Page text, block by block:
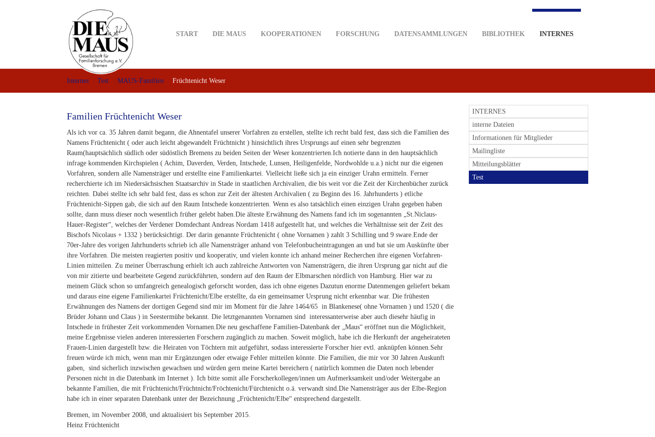
START DIE MAUS KOOPERATIONEN FORSCHUNG DATENSAMMLUNGEN BIBLIOTHEK INTERNES
Internes Test MAUS-Familien Früchtenicht Weser
Familien Früchtenicht Weser
Als ich vor ca. 35 Jahren damit begann, die Ahnentafel unserer Vorfahren zu erstellen, stellte ich recht bald fest, dass sich die Familien des
Namens Früchtenicht ( oder auch leicht abgewandelt Früchtnicht ) hinsichtlich ihres Ursprungs auf einen sehr begrenzten
Raum(hauptsächlich südlich oder südöstlich Bremens zu beiden Seiten der Weser konzentrierten.Ich notierte dann in den hauptsächlich
infrage kommenden Kirchspielen ( Achim, Daverden, Verden, Intschede, Lunsen, Heiligenfelde, Nordwohlde u.a.) nicht nur die eigenen
Vorfahren, sondern alle Namensträger und erstellte eine Familienkartei. Vielleicht ließe sich ja ein einziger Urahn ermitteln. Ferner
recherchierte ich im Niedersächsischen Staatsarchiv in Stade in staatlichen Archivalien, die bis weit vor die Zeit der Kirchenbücher zurück
reichten. Dabei stellte ich sehr bald fest, dass es schon zur Zeit der ältesten Archivalien ( zu Beginn des 16. Jahrhunderts ) etliche
Früchtenicht-Sippen gab, die sich auf den Raum Intschede konzentrierten. Wenn es also tatsächlich einen einzigen Urahn gegeben haben
sollte, dann muss dieser noch wesentlich früher gelebt haben.Die älteste Erwähnung des Namens fand ich im sogenannten „St.Niclaus-
Hauer-Register“, welches der Verdener Domdechant Andreas Nordam 1418 aufgestellt hat, und welches die Verhältnisse seit der Zeit des
Bischofs Nicolaus + 1332 ) berücksichtigt. Der darin genannte Früchtenicht ( ohne Vornamen ) zahlt 3 Schilling und 9 sware.Ende der
70er-Jahre des vorigen Jahrhunderts schrieb ich alle Namensträger anhand von Telefonbucheintragungen an und bat sie um Auskünfte über
ihre Vorfahren. Die meisten reagierten positiv und kooperativ, und vielen konnte ich anhand meiner Recherchen ihre eigenen Vorfahren-
Linien mitteilen. Zu meiner Überraschung erhielt ich auch zahlreiche Antworten von Namensträgern, die ihren Ursprung gar nicht auf die
von mir zitierte und bearbeitete Gegend zurückführten, sondern auf den Raum der Elbmarschen nördlich von Hamburg. Hier war zu
meinem Glück schon so umfangreich genealogisch geforscht worden, dass ich ohne eigenes Dazutun enorme Datenmengen geliefert bekam
und daraus eine eigene Familienkartei Früchtenicht/Elbe erstellte, da ein gemeinsamer Ursprung nicht erkennbar war. Die frühesten
Erwähnungen des Namens der dortigen Gegend sind mir im Moment für die Jahre 1464/65 in Blankenese( ohne Vornamen ) und 1520 ( die
Brüder Johann und Claus ) in Seestermühe bekannt. Die letztgenannten Vornamen sind interessanterweise aber auch diesehr häufig in
Intschede in frühester Zeit vorkommenden Vornamen.Die neu geschaffene Familien-Datenbank der „Maus“ eröffnet nun die Möglichkeit,
meine Ergebnisse vielen anderen interessierten Forschern zugänglich zu machen. Soweit möglich, habe ich die Herkunft der angeheirateten
Frauen-Linien dargestellt bzw. die Heiraten von Töchtern mit aufgeführt, sodass interessierte Forscher hier evtl. anknüpfen können.Sehr
freuen würde ich mich, wenn man mir Ergänzungen oder etwaige Fehler mitteilen könnte. Die Familien, die mir vor 30 Jahren Auskunft
gaben, sind sicherlich inzwischen gewachsen und würden gern meine Kartei bereichern ( natürlich kommen die Daten noch lebender
Personen nicht in die Datenbank im Internet ). Ich bitte somit alle Forscherkollegen/innen um Aufmerksamkeit und/oder Weitergabe an
bekannte Familien, die mit Früchtenicht/Früchtnicht/Fröchtenicht/Fürchtenicht o.ä. verwandt sind.Die Namensträger aus der Elbe-Region
habe ich in einer separaten Datenbank unter der Bezeichnung „Früchtenicht/Elbe“ entsprechend dargestellt.
Bremen, im November 2008, und aktualisiert bis September 2015.
Heinz Früchtenicht
INTERNES
interne Dateien
Informationen für Mitglieder
Mailingliste
Mitteilungsblätter
Test